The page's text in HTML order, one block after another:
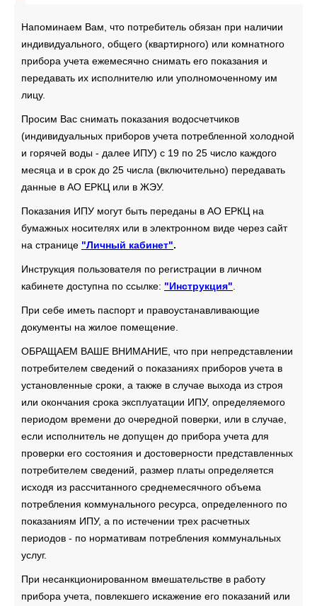
Напоминаем Вам, что потребитель обязан при наличии
индивидуального, общего (квартирного) или комнатного
прибора учета ежемесячно снимать его показания и
передавать их исполнителю или уполномоченному им
лицу.
Просим Вас снимать показания водосчетчиков
(индивидуальных приборов учета потребленной холодной
и горячей воды - далее ИПУ) с 19 по 25 число каждого
месяца и в срок до 25 числа (включительно) передавать
данные в АО ЕРКЦ или в ЖЭУ.
Показания ИПУ могут быть переданы в АО ЕРКЦ на
бумажных носителях или в электронном виде через сайт
на странице "Личный кабинет".
Инструкция пользователя по регистрации в личном
кабинете доступна по ссылке: "Инструкция"
При себе иметь паспорт и правоустанавливающие
документы на жилое помещение.
ОБРАЩАЕМ ВАШЕ ВНИМАНИЕ, что при непредставлении
потребителем сведений о показаниях приборов учета в
установленные сроки, а также в случае выхода из строя
или окончания срока эксплуатации ИПУ, определяемого
периодом времени до очередной поверки, или в случае,
если исполнитель не допущен до прибора учета для
проверки его состояния и достоверности представленных
потребителем сведений, размер платы определяется
исходя из рассчитанного среднемесячного объема
потребления коммунального ресурса, определенного по
показаниям ИПУ, а по истечении трех расчетных
периодов - по нормативам потребления коммунальных
услуг.
При несанкционированном вмешательстве в работу
прибора учета, повлекшего искажение его показаний или